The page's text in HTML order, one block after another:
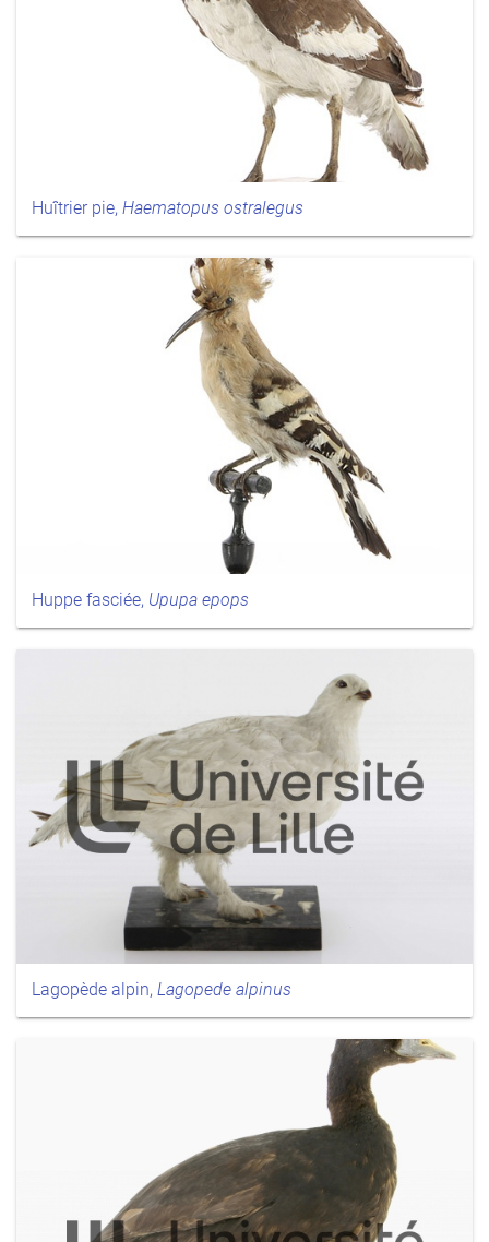
Huîtrier pie, Haematopus ostralegus
Huppe fasciée, Upupa epops
Lagopède alpin, Lagopede alpinus